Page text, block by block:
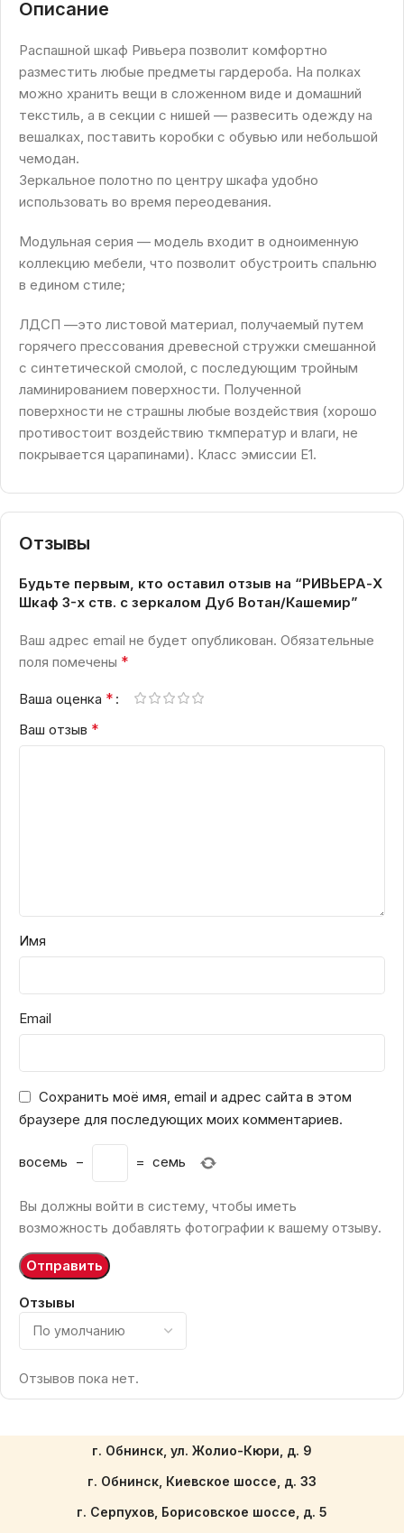
Описание
Распашной шкаф Ривьера позволит комфортно
разместить любые предметы гардероба. На полках
можно хранить вещи в сложенном виде и домашний
текстиль, а в секции с нишей — развесить одежду на
вешалках, поставить коробки с обувью или небольшой
чемодан.
Зеркальное полотно по центру шкафа удобно
использовать во время переодевания.
Модульная серия — модель входит в одноименную
коллекцию мебели, что позволит обустроить спальню
в едином стиле;
ЛДСП —это листовой материал, получаемый путем
горячего прессования древесной стружки смешанной
с синтетической смолой, с последующим тройным
ламинированием поверхности. Полученной
поверхности не страшны любые воздействия (хорошо
противостоит воздействию ткмператур и влаги, не
покрывается царапинами). Класс эмиссии Е1.
Отзывы
Отзывы
Отзывов пока нет.
Будьте первым, кто оставил отзыв на “РИВЬЕРА-Х
Шкаф 3-х ств. с зеркалом Дуб Вотан/Кашемир”
Ваш адрес email не будет опубликован. Обязательные
поля помечены *
Ваша оценка *
Ваш отзыв *
Имя
Email
Сохранить моё имя, email и адрес сайта в этом
браузере для последующих моих комментариев.
восемь − = семь
Вы должны войти в систему, чтобы иметь
возможность добавлять фотографии к вашему отзыву.
г. Обнинск, ул. Жолио-Кюри, д. 9
г. Обнинск, Киевское шоссе, д. 33
г. Серпухов, Борисовское шоссе, д. 5